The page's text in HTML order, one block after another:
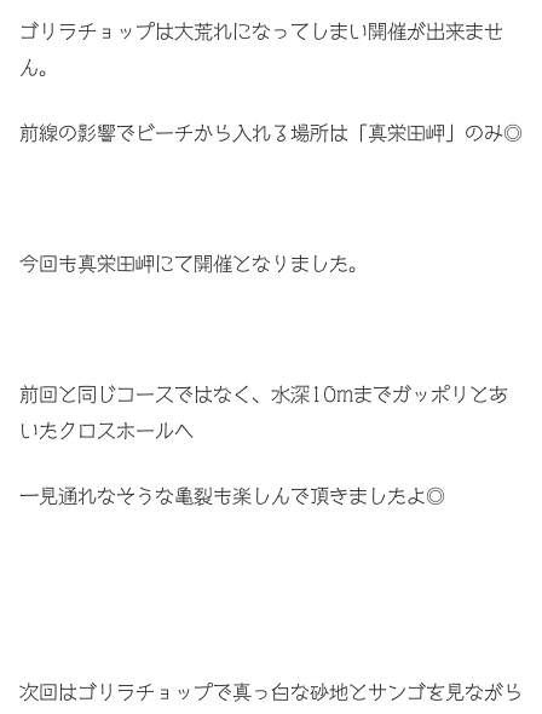
ゴリラチョップは大荒れになってしまい開催が出来ませ
ん。
前線の影響でビーチから入れる場所は「真栄田岬」のみ◎
今回も真栄田岬にて開催となりました。
前回と同じコースではなく、水深10mまでガッポリとあ
いたクロスホールへ
一見通れなそうな亀裂も楽しんで頂きましたよ◎
次回はゴリラチョップで真っ白な砂地とサンゴを見ながら